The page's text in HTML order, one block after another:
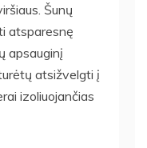
Šunų
atsparesnę
apsauginį
atsižvelgti į
izoliuojančias